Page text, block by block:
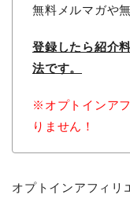
無料メルマガや
登録したら紹介
法です。
※オプトインア
りません！
オプトインアフィリ